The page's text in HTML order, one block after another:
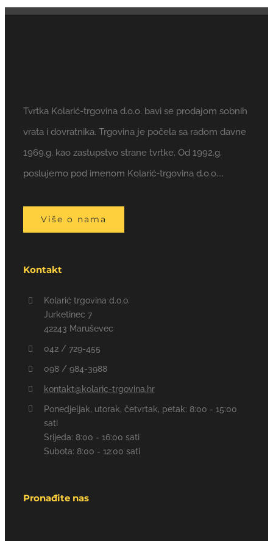
Tvrtka Kolarić-trgovina d.o.o. bavi se prodajom sobnih
vrata i dovratnika. Trgovina je počela sa radom davne
1969.g. kao zastupstvo strane tvrtke. Od 1992.g.
poslujemo pod imenom Kolarić-trgovina d.o.o....
Više o nama
Kontakt
Kolarić trgovina d.o.o.
Jurketinec 7
42243 Maruševec
042 / 729-455
098 / 984-3988
kontakt@kolaric-trgovina.hr
Ponedjeljak, utorak, četvrtak, petak: 8:00 - 15:00
sati
Srijeda: 8:00 - 16:00 sati
Subota: 8:00 - 12:00 sati
Pronađite nas